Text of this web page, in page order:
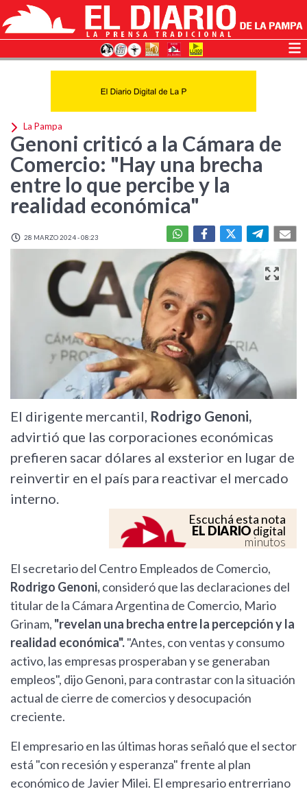
La Pampa
Genoni criticó a la Cámara de
Comercio: "Hay una brecha
entre lo que percibe y la
realidad económica"
28 MARZO 2024 - 08:23
El dirigente mercantil, Rodrigo Genoni,
advirtió que las corporaciones económicas
prefieren sacar dólares al exsterior en lugar de
reinvertir en el país para reactivar el mercado
interno.
Escuchá esta nota
EL DIARIOdigital
minutos
El secretario del Centro Empleados de Comercio,
Rodrigo Genoni,consideró que las declaraciones del
titular de la Cámara Argentina de Comercio, Mario
Grinam, "revelan una brecha entre la percepción y la
realidad económica"."Antes, con ventas y consumo
activo, las empresas prosperaban y se generaban
empleos", dijo Genoni, para contrastar con la situación
actual de cierre de comercios y desocupación
creciente.
El empresario en las últimas horas señaló que el sector
está "con recesión y esperanza" frente al plan
económico de Javier Milei. El empresario entrerriano